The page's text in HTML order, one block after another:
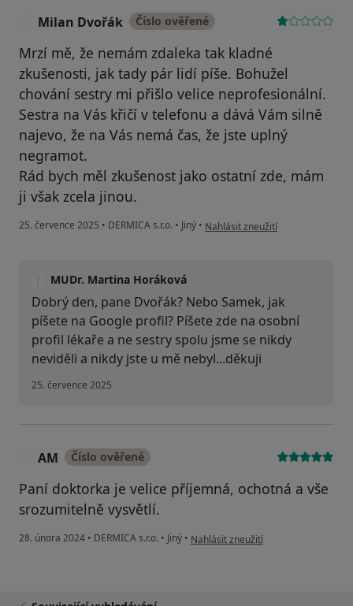
Milan Dvořák Číslo ověřené
Mrzí mě, že nemám zdaleka tak kladné
zkušenosti, jak tady pár lidí píše. Bohužel
chování sestry mi přišlo velice neprofesionální.
Sestra na Vás křičí v telefonu a dává Vám silně
najevo, že na Vás nemá čas, že jste uplný
negramot.
Rád bych měl zkušenost jako ostatní zde, mám
ji však zcela jinou.
25. července 2025 • DERMICA s.r.o. • Jiný • podle názoru uživatele Milan
Nahlásit zneužití
MUDr. Martina Horáková
Dobrý den, pane Dvořák? Nebo Samek, jak
píšete na Google profil? Píšete zde na osobní
profil lékaře a ne sestry spolu jsme se nikdy
neviděli a nikdy jste u mě nebyl...děkuji
25. července 2025
AM Číslo ověřené
Paní doktorka je velice příjemná, ochotná a vše
srozumitelně vysvětlí.
28. února 2024 • DERMICA s.r.o. • Jiný • podle názoru uživatele AM
Nahlásit zneužití